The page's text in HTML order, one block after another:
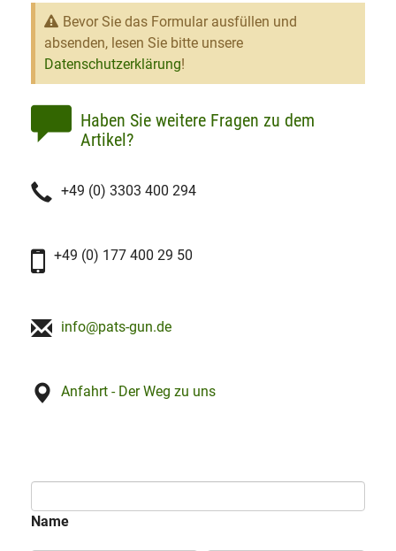
Bevor Sie das Formular ausfüllen und
absenden, lesen Sie bitte unsere
Datenschutzerklärung!
Haben Sie weitere Fragen zu dem
Artikel?
+49 (0) 3303 400 294
+49 (0) 177 400 29 50
info@pats-gun.de
Anfahrt - Der Weg zu uns
Name